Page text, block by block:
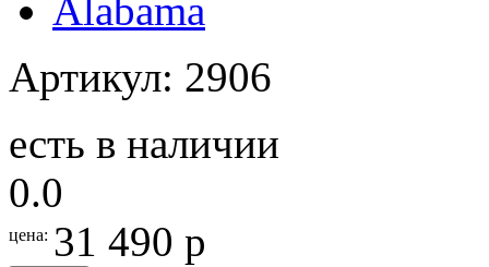
Артикул: 2906
есть в наличии
0.0
цена: 31 490 р